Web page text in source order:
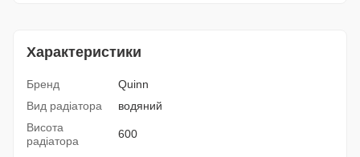
Характеристики
Бренд
Quinn
Вид радіатора
водяний
Висота
радіатора
600